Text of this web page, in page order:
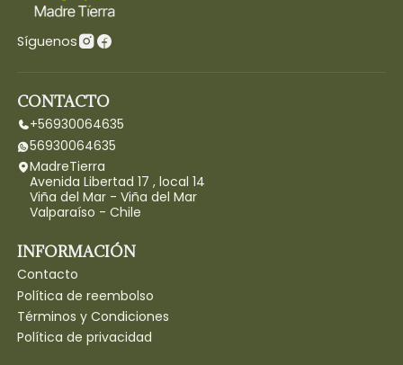
Síguenos
CONTACTO
+56930064635
56930064635
MadreTierra
Avenida Libertad 17 , local 14
Viña del Mar - Viña del Mar
Valparaíso - Chile
INFORMACIÓN
Contacto
Política de reembolso
Términos y Condiciones
Política de privacidad